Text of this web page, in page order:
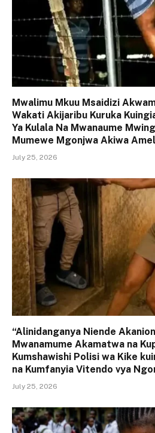
Mwalimu Mkuu Msaidizi
Wakati Akijaribu Kuruka
Ya Kulala Na Mwanaume
Mumewe Mgonjwa Akiwa
July 25, 2026
“Alinidanganya Niende
Mwanamume Akamatwa na
Kumshawishi Polisi wa Kike
na Kumfanyia Vitendo vya
July 25, 2026